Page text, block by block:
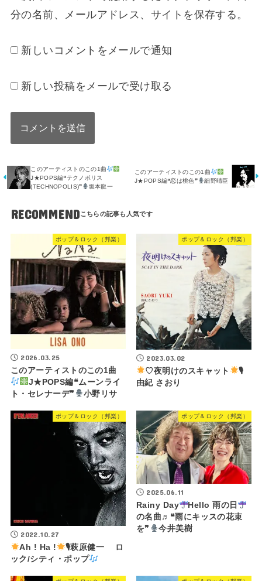
分の名前、メールアドレス、サイトを保存する。
新しいコメントをメールで通知
新しい投稿をメールで受け取る
このアーティストのこの1曲
J★POPS編❝テクノポリス
(TECHNOPOLIS)❞
坂本龍一
このアーティストのこの1曲
J★POPS編❝恋は桃色❞
細野晴臣
RECOMMEND
ポップ＆ロック（邦楽）
2026.03.25
このアーティストのこの1曲
J★POPS編❝ムーンライ
ト・セレナーデ❞
小野リサ
ポップ＆ロック（邦楽）
2023.03.02
♡夜明けのスキャット
🎙
由紀 さおり
ポップ＆ロック（邦楽）
2022.10.27
Ah ! Ha !
🎙萩原健一 ロ
ック/シティ・ポップ
ポップ＆ロック（邦楽）
2025.06.11
Rainy Day
Hello 雨の日
の名曲♬❝雨にキッスの花束
を❞
今井美樹